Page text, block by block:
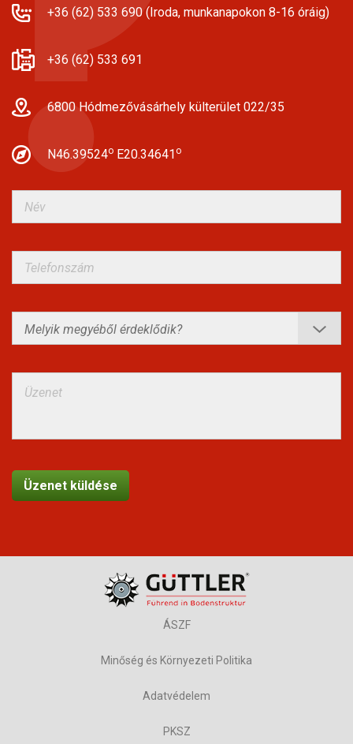
+36 (62) 533 690 (Iroda, munkanapokon 8-16 óráig)
+36 (62) 533 691
6800 Hódmezővásárhely külterület 022/35
N46.39524o E20.34641 o
ÁSZF
Minőség és Környezeti Politika
Adatvédelem
PKSZ